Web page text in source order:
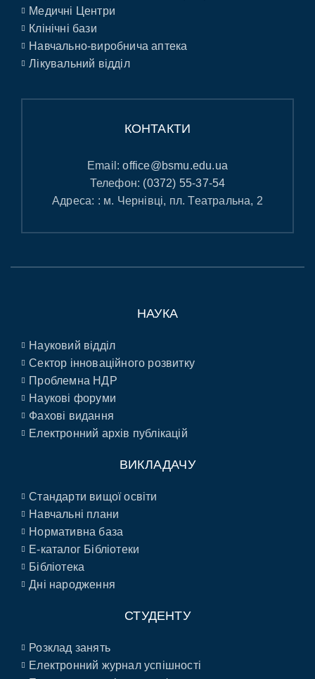
Медичні Центри
Клінічні бази
Навчально-виробнича аптека
Лікувальний відділ
КОНТАКТИ
Email:office@bsmu.edu.ua
Телефон: (0372) 55-37-54
Адреса: : м. Чернівці, пл. Театральна, 2
НАУКА
Науковий відділ
Сектор інноваційного розвитку
Проблемна НДР
Наукові форуми
Фахові видання
Електронний архів публікацій
ВИКЛАДАЧУ
Стандарти вищої освіти
Навчальні плани
Нормативна база
E-каталог Бібліотеки
Бібліотека
Дні народження
СТУДЕНТУ
Розклад занять
Електронний журнал успішності